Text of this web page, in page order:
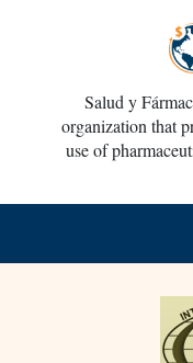
Salud y
organization that
use of